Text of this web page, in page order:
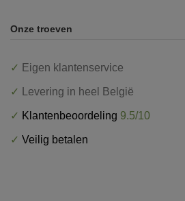
Onze troeven
✓ Eigen klantenservice
✓ Levering in heel België
✓ Klantenbeoordeling 9.5/10
✓ Veilig betalen